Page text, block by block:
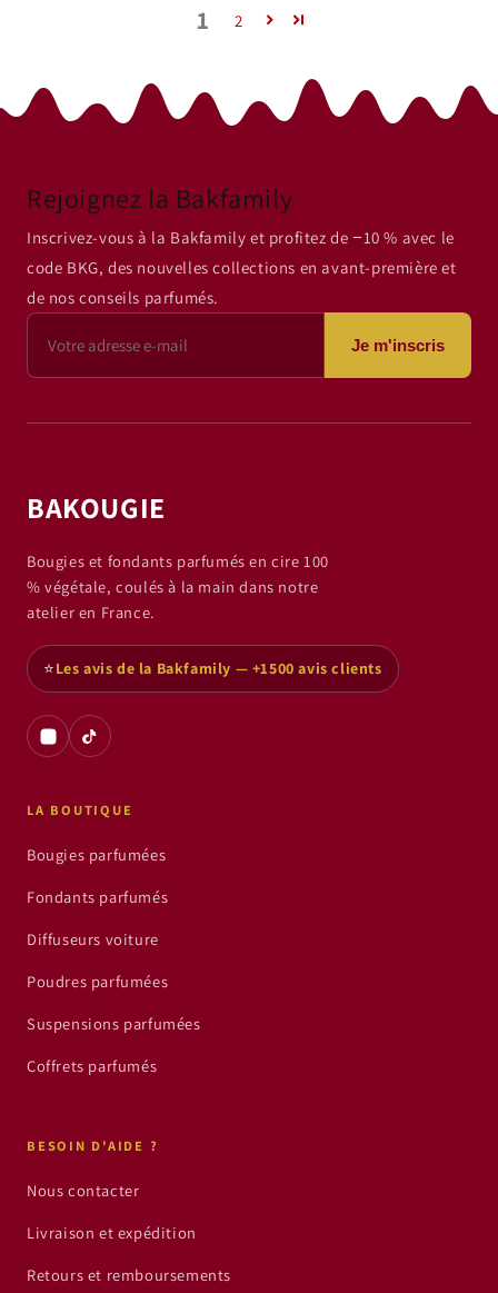
1 2
Rejoignez la Bakfamily
Inscrivez-vous à la Bakfamily et profitez de −10 % avec le
code BKG, des nouvelles collections en avant-première et
de nos conseils parfumés.
Je m'inscris
BAKOUGIE
Bougies et fondants parfumés en cire 100
% végétale, coulés à la main dans notre
atelier en France.
⭐Les avis de la Bakfamily — +1500 avis clients
LA BOUTIQUE
Bougies parfumées
Fondants parfumés
Diffuseurs voiture
Poudres parfumées
Suspensions parfumées
Coffrets parfumés
BESOIN D'AIDE ?
Nous contacter
Livraison et expédition
Retours et remboursements